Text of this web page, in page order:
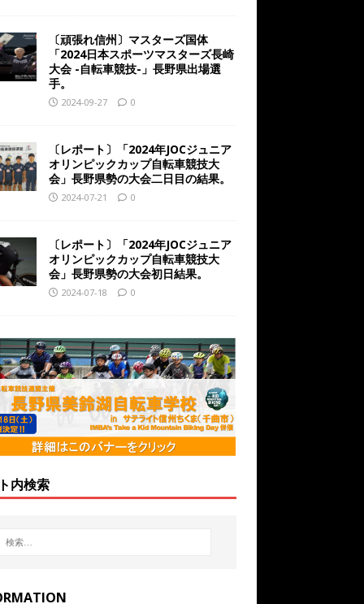
〔頑張れ信州〕マスターズ国体
「2024日本スポーツマスターズ長崎
大会 -自転車競技-」長野県出場選
手。
2024-09-27 0
〔レポート〕「2024年JOCジュニア
オリンピックカップ自転車競技大
会」長野県勢の大会二日目の結果。
2024-07-21 0
〔レポート〕「2024年JOCジュニア
オリンピックカップ自転車競技大
会」長野県勢の大会初日結果。
2024-07-18 0
内検索